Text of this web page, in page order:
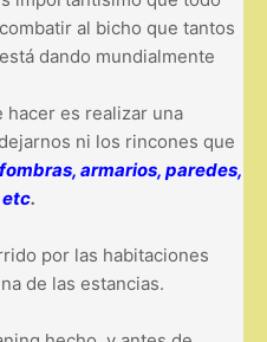
al bicho que tantos
dando mundialmente
hacer es realizar una
ni los rincones que
armarios, paredes,
etc.
por las habitaciones
de las estancias.